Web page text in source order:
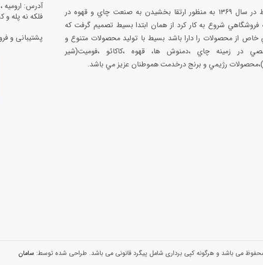
بسيط در سال ۱۳۶۹ به منظور ارتقا بخشيدن به صنعت چاي و قهوه در
فروشگاهي شروع به كار كرد از همان ابتدا بسيط تصميم گرفت كه
خاص از محصولات را دارا باشد بسيط با توليد محصولات متنوع و
در زمينه چاي ،دمنوش ها، قهوه ،كاكائو ،فوميت(شير
رژيمي و برنج درخدمت هموطنان عزيز مي باشد.
فلكه نه پله و
پشتیبانی و
می باشد و هرگونه کپی برداری شامل پیگرد قانونی می باشد. طراحی شده توسط: سامان